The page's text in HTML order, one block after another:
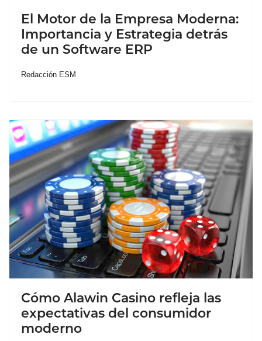
El Motor de la Empresa Moderna:
Importancia y Estrategia detrás
de un Software ERP
Redacción ESM
Cómo Alawin Casino refleja las
expectativas del consumidor
moderno